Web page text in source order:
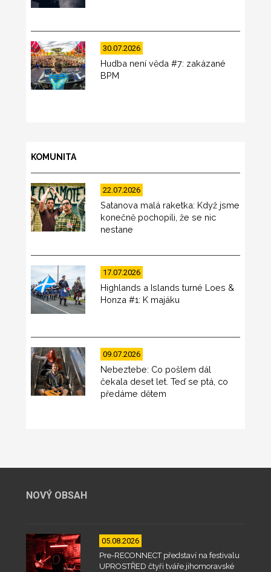
30.07.2026
Hudba není věda #7: zakázané
BPM
KOMUNITA
22.07.2026
Satanova malá raketka: Když jsme
konečně pochopili, že se nic
nestane
17.07.2026
Highlands a Islands turné Loes &
Honza #1: K majáku
09.07.2026
Nebeztebe: Co pošlem dál
čekala deset let. Teď se ptá, co
předáme dětem
NOVÝ OBSAH
05.08.2026
Pre-RECONNECT představí na festivalu
UPROSTŘED čtyři tváře jihomoravské